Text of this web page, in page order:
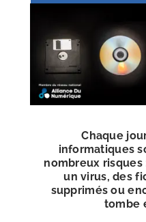
Chaque
informatiques
nombreux
un virus, des
supprimés ou
tombe